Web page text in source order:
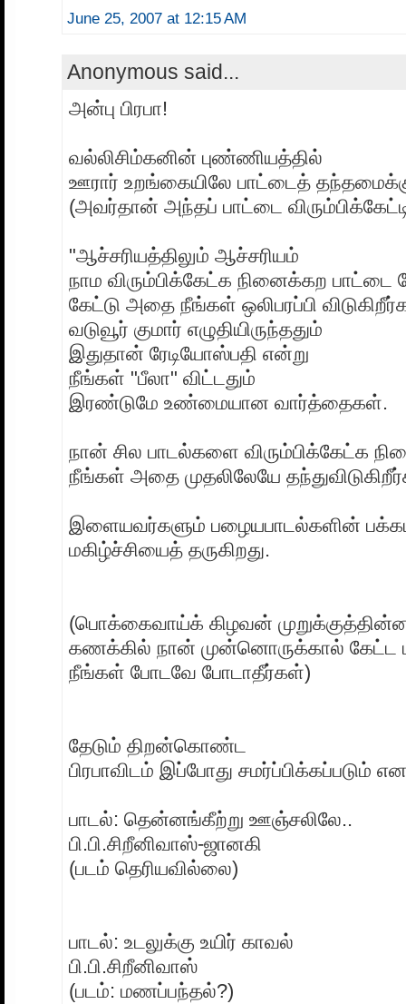
June 25, 2007 at 12:15 AM
Anonymous said...
அன்பு பிரபா!
வல்லிசிம்கனின் புண்ணியத்தில்
ஊரார் உறங்கையிலே பாட்டைத்
(அவர்தான் அந்தப் பாட்டை
"ஆச்சரியத்திலும் ஆச்சரியம்
நாம விரும்பிக்கேட்க நினைக்கற பாட்டை
கேட்டு அதை நீங்கள் ஒலிபரப்பி
வடுவூர் குமார் எழுதியிருந்ததும்
இதுதான் ரேடியோஸ்பதி என்று
நீங்கள் "பீலா" விட்டதும்
இரண்டுமே உண்மையான வார்த்தைகள்.
நான் சில பாடல்களை விரும்பிக்கேட்க
நீங்கள் அதை முதலிலேயே
இளையவர்களும் பழையபாடல்களின் பக்கம்
மகிழ்ச்சியைத் தருகிறது.
(பொக்கைவாய்க் கிழவன்
கணக்கில் நான் முன்னொருக்கால் கேட்ட
நீங்கள் போடவே போடாதீர்கள்)
தேடும் திறன்கொண்ட
பிரபாவிடம் இப்போது சமர்ப்பிக்கப்படும்
பாடல்: தென்னங்கீற்று ஊஞ்சலிலே..
பி.பி.சிறீனிவாஸ்-ஜானகி
(படம் தெரியவில்லை)
பாடல்: உடலுக்கு உயிர் காவல்
பி.பி.சிறீனிவாஸ்
(படம்: மணப்பந்தல்?)